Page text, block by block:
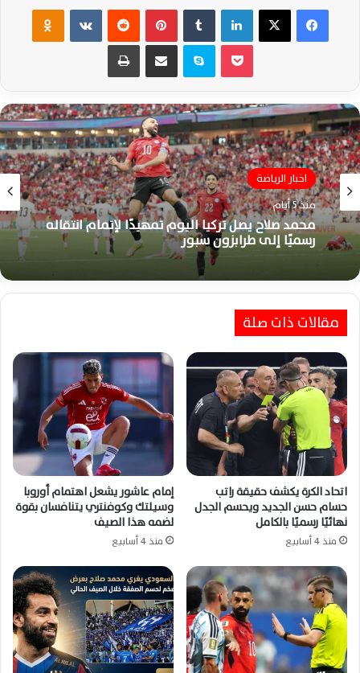
فيسبوك ‫X لينكدإن بينتيريست ‏VKontakte
سكايب مشاركة عبر البريد طباعة
اخبار الرياضة
منذ 5 أيام
محمد صلاح يصل تركيا اليوم تمهيدًا لإتمام انتقاله
رسميًا إلى طرابزون سبور
مقالات ذات صلة
اتحاد الكرة يكشف حقيقة راتب
حسام حسن الجديد ويحسم الجدل
نهائيًا رسميًا بالكامل
منذ 4 أسابيع
إمام عاشور يشعل اهتمام أوروبا
وسيلتك وكوفنتري يتنافسان بقوة
لضمه هذا الصيف
منذ 4 أسابيع